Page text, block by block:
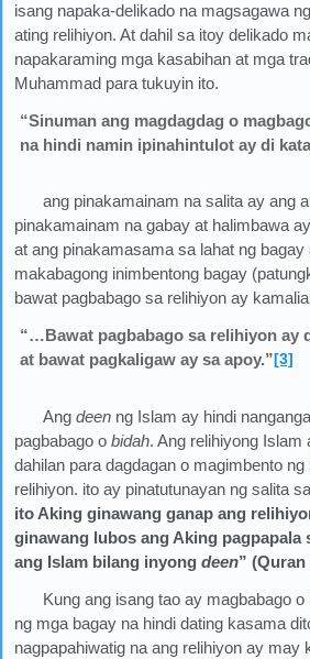
isang napaka-delikado na magsagawa
ating relihiyon. At dahil sa itoy delikado
napakaraming mga kasabihan at mga
Muhammad para tukuyin ito.
“Sinuman ang magdagdag o
na hindi namin ipinahintulot ay di
ang pinakamainam na salita ay ang
pinakamainam na gabay at halimbawa
at ang pinakamasama sa lahat ng bagay
makabagong inimbentong bagay
bawat pagbabago sa relihiyon ay
“…Bawat pagbabago sa relihiyon ay
at bawat pagkaligaw ay sa apoy.”[3]
Angdeen ng Islam ay hindi
pagbabago o bidah. Ang relihiyong
dahilan para dagdagan o magimbento
relihiyon. ito ay pinatutunayan ng salita
ito Aking ginawang ganap ang
ginawang lubos ang Aking pagpapala
ang Islam bilang inyong deen” (Quran
Kung ang isang tao ay magbabago
ng mga bagay na hindi dating kasama
nagpapahiwatig na ang relihiyon ay may